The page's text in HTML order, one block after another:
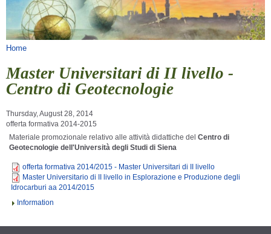
LIBRARIES
SERVICES
You are here
Home
Master Universitari di II livello -
Centro di Geotecnologie
Thursday, August 28, 2014
offerta formativa 2014-2015
Materiale promozionale relativo alle attività didattiche del Centro di
Geotecnologie dell'Università degli Studi di Siena
offerta formativa 2014/2015 - Master Universitari di II livello
Master Universitario di II livello in Esplorazione e Produzione degli
Idrocarburi aa 2014/2015
Information